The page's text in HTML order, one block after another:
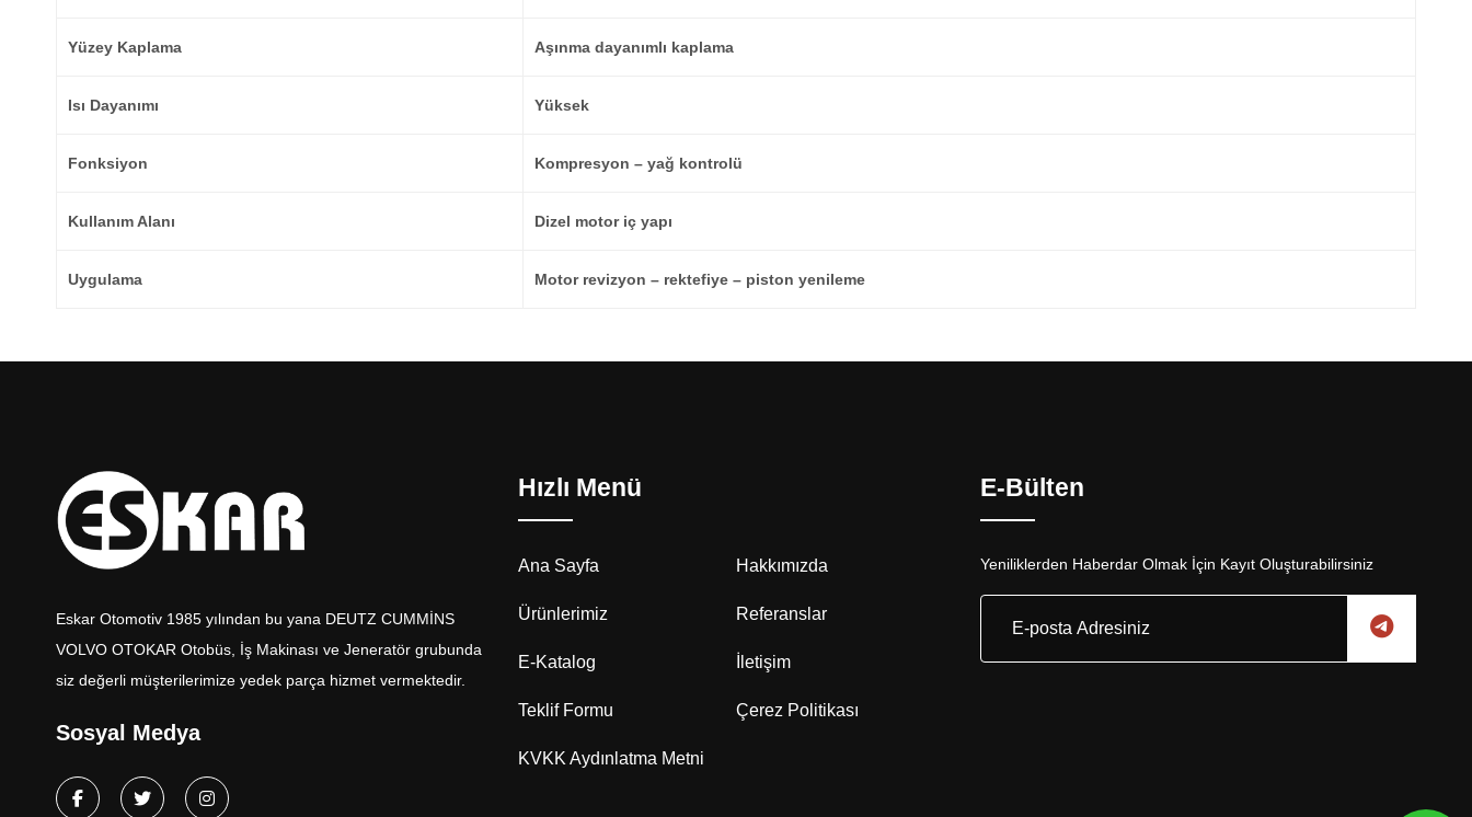
Yüzey Kaplama Aşınma dayanımlı kaplama
Isı Dayanımı Yüksek
Fonksiyon Kompresyon – yağ kontrolü
Kullanım Alanı Dizel motor iç yapı
Uygulama Motor revizyon – rektefiye – piston yenileme
Eskar Otomotiv 1985 yılından bu yana DEUTZ CUMMİNS
VOLVO OTOKAR Otobüs, İş Makinası ve Jeneratör grubunda
siz değerli müşterilerimize yedek parça hizmet vermektedir.
Sosyal Medya
Hızlı Menü
Ana Sayfa Hakkımızda
Ürünlerimiz Referanslar
E-Katalog İletişim
Teklif Formu Çerez Politikası
KVKK Aydınlatma Metni
E-Bülten
Yeniliklerden Haberdar Olmak İçin Kayıt Oluşturabilirsiniz